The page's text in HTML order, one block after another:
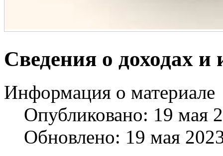
Сведения о доходах и
Информация о материале
Опубликовано: 19 мая
Обновлено: 19 мая